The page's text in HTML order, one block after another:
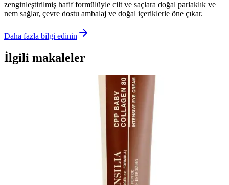
zenginleştirilmiş hafif formülüyle cilt ve saçlara doğal parlaklık ve
nem sağlar, çevre dostu ambalaj ve doğal içeriklerle öne çıkar.
Daha fazla bilgi edinin
İlgili makaleler